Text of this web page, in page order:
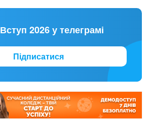
Вступ 2026 у телеграмі
Підписатися